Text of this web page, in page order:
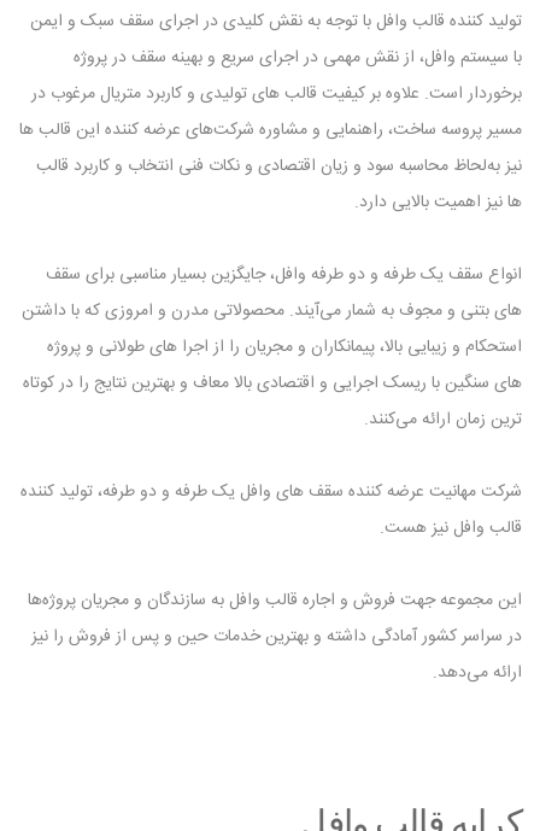
تولید کننده قالب وافل با توجه به نقش کلیدی در اجرای سقف سبک و ایمن
با سیستم وافل، از نقش مهمی در اجرای سریع و بهینه سقف در پروژه
برخوردار است. علاوه بر کیفیت قالب‌ های تولیدی و کاربرد متریال مرغوب در
مسیر پروسه ساخت، راهنمایی و مشاوره شرکت‌های عرضه کننده این قالب‌ ها
نیز به‌لحاظ محاسبه سود و زیان اقتصادی و نکات فنی انتخاب و کاربرد قالب‌
ها نیز اهمیت بالایی دارد.
انواع سقف یک طرفه و دو طرفه وافل، جایگزین بسیار مناسبی برای سقف‌
های بتنی و مجوف به‌ شمار می‌آیند. محصولاتی مدرن و امروزی که با داشتن
استحکام و زیبایی بالا، پیمانکاران و مجریان را از اجرا های طولانی و پروژه
‌های سنگین با ریسک اجرایی و اقتصادی بالا معاف و بهترین نتایج را در کوتاه
‌ترین زمان ارائه می‌کنند.
شرکت مهانیت عرضه کننده سقف ‌های وافل یک طرفه و دو طرفه، تولید کننده
قالب وافل نیز هست.
این مجموعه جهت فروش و اجاره قالب وافل به سازندگان و مجریان پروژه‌ها
در سراسر کشور آمادگی داشته و بهترین خدمات حین و پس از فروش را نیز
ارائه می‌دهد.
کرایه قالب وافل